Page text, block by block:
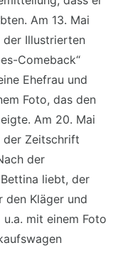
Am 13. Mai
Illustrierten
Comeback“
Ehefrau und
Foto, das den
Am 20. Mai
der Zeitschrift
der
liebt, der
den Kläger und
mit einem Foto